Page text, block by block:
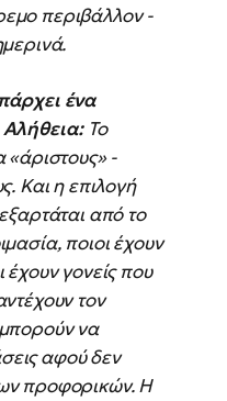
περιβάλλον -
ένα
Αλήθεια:Το
«άριστους» -
Και η επιλογή
από το
ποιοι έχουν
έχουν γονείς που
τον
να
αφού δεν
προφορικών. Η